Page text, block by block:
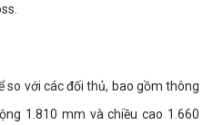
so với các đối thủ, bao gồm thông
1.810 mm và chiều cao 1.660